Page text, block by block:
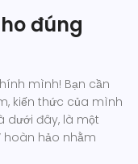
đúng
mình! Bạn cần
kiến thức của mình
dưới đây, là một
hoàn hảo nhằm